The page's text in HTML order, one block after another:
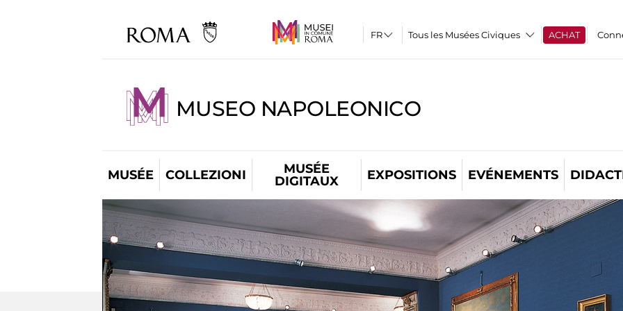
Tous les Musées Civiques ACHAT
MUSEO NAPOLEONICO
MUSÉE COLLEZIONI
MUSÉE
DIGITAUX
EXPOSITIONS EVÉNEMENTS